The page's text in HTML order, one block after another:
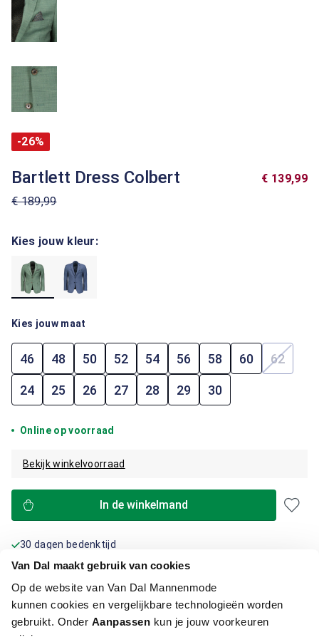
Van Dal maakt gebruik van cookies
Op de website van Van Dal Mannenmode
kunnen cookies en vergelijkbare technologieën worden
gebruikt. Onder Aanpassen kun je jouw voorkeuren
-26%
Bartlett Dress Colbert
€ 189,99
€ 139,99
Kies jouw kleur:
Kies jouw maat
46 48 50 52 54 56 58 60 62(Deze
24 25 26 27 28 29 30
Online op voorraad
Bekijk winkelvoorraad
In de winkelmand
30 dagen bedenktijd
Al meer dan 70 jaar mannenmode specialist
Heb je een vraag over dit product?
Chat met een medewerker